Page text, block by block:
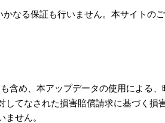
なる保証も行いません。本サイトの
含め、本アップデータの使用による
してなされた損害賠償請求に基づく
せん。